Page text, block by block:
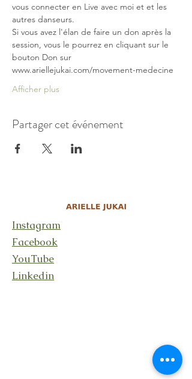
vous connecter en Live avec moi et et les
autres danseurs.
Si vous avez l'élan de faire un don après la
session, vous le pourrez en cliquant sur le
bouton Don sur
www.ariellejukai.com/movement-medecine
Afficher plus
Partager cet événement
Instagram
Facebook
YouTube
Linkedin